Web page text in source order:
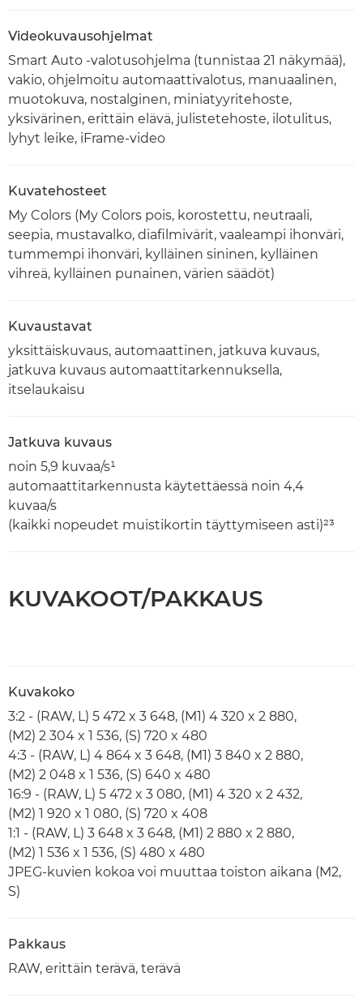
Videokuvausohjelmat
Smart Auto -valotusohjelma (tunnistaa 21 näkymää),
vakio, ohjelmoitu automaattivalotus, manuaalinen,
muotokuva, nostalginen, miniatyyritehoste,
yksivärinen, erittäin elävä, julistetehoste, ilotulitus,
lyhyt leike, iFrame-video
Kuvatehosteet
My Colors (My Colors pois, korostettu, neutraali,
seepia, mustavalko, diafilmivärit, vaaleampi ihonväri,
tummempi ihonväri, kylläinen sininen, kylläinen
vihreä, kylläinen punainen, värien säädöt)
Kuvaustavat
yksittäiskuvaus, automaattinen, jatkuva kuvaus,
jatkuva kuvaus automaattitarkennuksella,
itselaukaisu
Jatkuva kuvaus
noin 5,9 kuvaa/s¹
automaattitarkennusta käytettäessä noin 4,4
kuvaa/s
(kaikki nopeudet muistikortin täyttymiseen asti)²³
KUVAKOOT/PAKKAUS
Kuvakoko
3:2 - (RAW, L) 5 472 x 3 648, (M1) 4 320 x 2 880,
(M2) 2 304 x 1 536, (S) 720 x 480
4:3 - (RAW, L) 4 864 x 3 648, (M1) 3 840 x 2 880,
(M2) 2 048 x 1 536, (S) 640 x 480
16:9 - (RAW, L) 5 472 x 3 080, (M1) 4 320 x 2 432,
(M2) 1 920 x 1 080, (S) 720 x 408
1:1 - (RAW, L) 3 648 x 3 648, (M1) 2 880 x 2 880,
(M2) 1 536 x 1 536, (S) 480 x 480
JPEG-kuvien kokoa voi muuttaa toiston aikana (M2,
S)
Pakkaus
RAW, erittäin terävä, terävä